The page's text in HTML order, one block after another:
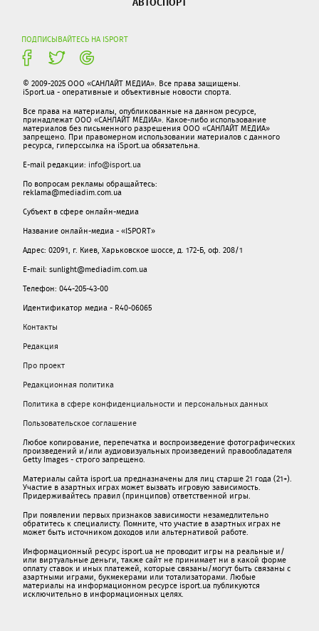
ПОДПИСЫВАЙТЕСЬ НА ISPORT
© 2009-2025 ООО «САНЛАЙТ МЕДИА». Все права защищены.
iSport.ua - оперативные и объективные новости спорта.
Все права на материалы, опубликованные на данном ресурсе,
принадлежат ООО «САНЛАЙТ МЕДИА». Какое-либо использование
материалов без письменного разрешения ООО «САНЛАЙТ МЕДИА»
запрещено. При правомерном использовании материалов с данного
ресурса, гиперссылка на iSport.ua обязательна.
E-mail редакции: info@isport.ua
По вопросам рекламы обращайтесь:
reklama@mediadim.com.ua
Субъект в сфере онлайн-медиа
Название онлайн-медиа - «ISPORT»
Адрес: 02091, г. Киев, Харьковское шоссе, д. 172-Б, оф. 208/1
E-mail: sunlight@mediadim.com.ua
Телефон: 044-205-43-00
Идентификатор медиа - R40-06065
Контакты
Редакция
Про проект
Редакционная политика
Политика в сфере конфиденциальности и персональных данных
Пользовательское соглашение
Любое копирование, перепечатка и воспроизведение фотографических
произведений и/или аудиовизуальных произведений правообладателя
Getty Images - строго запрещено.
Материалы сайта isport.ua предназначены для лиц старше 21 года (21+).
Участие в азартных играх может вызвать игровую зависимость.
Придерживайтесь правил (принципов) ответственной игры.
При появлении первых признаков зависимости незамедлительно
обратитесь к специалисту. Помните, что участие в азартных играх не
может быть источником доходов или альтернативой работе.
Информационный ресурс isport.ua не проводит игры на реальные и/
или виртуальные деньги, также сайт не принимает ни в какой форме
oплaту ставок и иных платежей, которые связаны/могут быть связаны c
азартными игрaми, букмекерами или тотализаторами. Любые
материалы на информационном ресурсе isport.ua публикуютcя
исключительно в информационных целях.